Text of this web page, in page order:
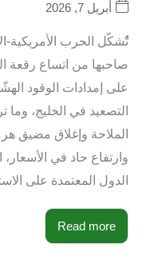
أبريل 7, 2026
تًُشكّل الحرب الأمريكية-
صاحبها من اتساع رقعة
على إمدادات الوقود
التصعيد في الخليج،
الملاحة وإغلاق مضيق
وارتفاع حاد في
الدول المعتمدة على
Read more